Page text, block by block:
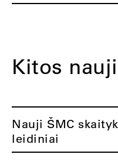
Kitos
Nauji ŠMC
leidiniai